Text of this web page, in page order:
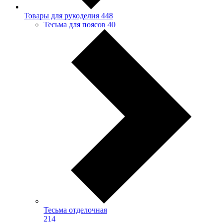
Товары для рукоделия 448
Тесьма для поясов 40
Тесьма отделочная
214